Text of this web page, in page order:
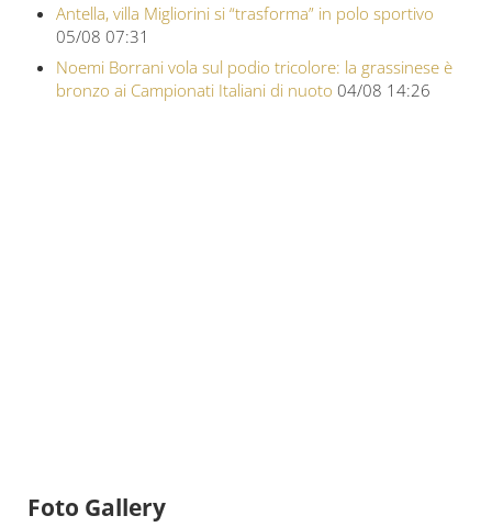
Antella, villa Migliorini si “trasforma” in polo sportivo
05/08 07:31
Noemi Borrani vola sul podio tricolore: la grassinese è
bronzo ai Campionati Italiani di nuoto 04/08 14:26
Foto Gallery